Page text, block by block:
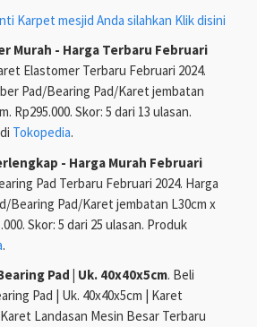
Karpet mesjid Anda silahkan Klik disini
Murah - Harga Terbaru Februari
Elastomer Terbaru Februari 2024.
Pad/Bearing Pad/Karet jembatan
Rp295.000. Skor: 5 dari 13 ulasan.
Tokopedia.
- Harga Murah Februari
Pad Terbaru Februari 2024. Harga
Bearing Pad/Karet jembatan L30cm x
Skor: 5 dari 25 ulasan. Produk
.
Pad | Uk. 40x40x5cm. Beli
Pad | Uk. 40x40x5cm | Karet
Landasan Mesin Besar Terbaru